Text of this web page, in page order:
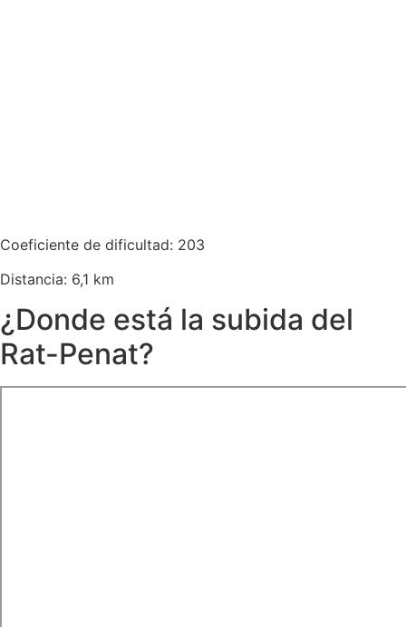
Coeficiente de dificultad: 203
Distancia: 6,1 km
¿Donde está la subida del
Rat-Penat?